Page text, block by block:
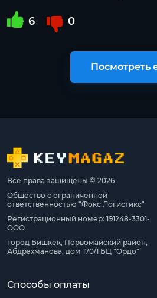
6 0
Посмотреть
Все права защищены © 2026
Общество с ограниченной
ответственностью "Фокс Логистикс"
Регистрационный номер: 191248-3301-
ООО
город Бишкек, Первомайский район,
Абдрахманова, дом 170/1 БЦ "Ордо"
Способы оплаты